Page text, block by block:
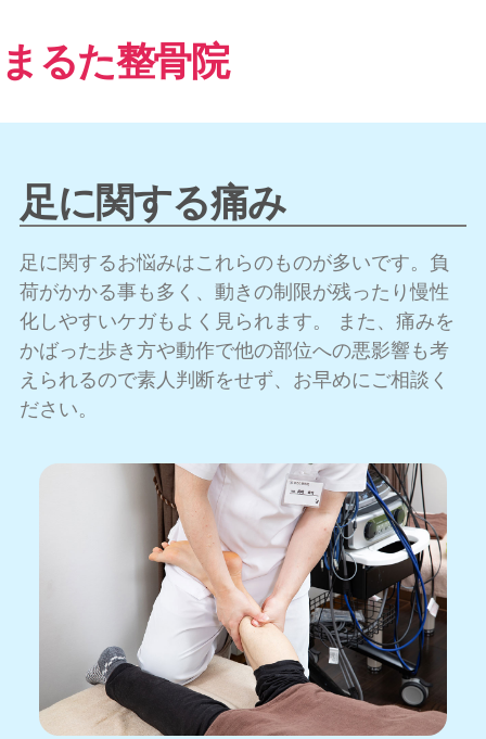
まるた整骨院
足に関する痛み
足に関するお悩みはこれらのものが多いです。負
荷がかかる事も多く、動きの制限が残ったり慢性
化しやすいケガもよく見られます。 また、痛みを
かばった歩き方や動作で他の部位への悪影響も考
えられるので素人判断をせず、お早めにご相談く
ださい。